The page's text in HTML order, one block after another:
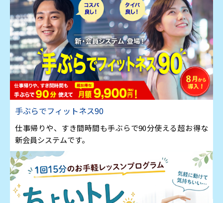
手ぶらでフィットネス90
仕事帰りや、すき間時間も手ぶらで90分使える超お得な
新会員システムです。